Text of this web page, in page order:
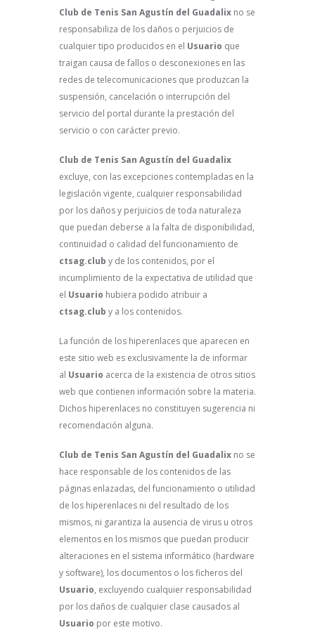
Club de Tenis San Agustín del Guadalix no se
responsabiliza de los daños o perjuicios de
cualquier tipo producidos en el Usuario que
traigan causa de fallos o desconexiones en las
redes de telecomunicaciones que produzcan la
suspensión, cancelación o interrupción del
servicio del portal durante la prestación del
servicio o con carácter previo.
Club de Tenis San Agustín del Guadalix
excluye, con las excepciones contempladas en la
legislación vigente, cualquier responsabilidad
por los daños y perjuicios de toda naturaleza
que puedan deberse a la falta de disponibilidad,
continuidad o calidad del funcionamiento de
ctsag.club y de los contenidos, por el
incumplimiento de la expectativa de utilidad que
el Usuario hubiera podido atribuir a
ctsag.club y a los contenidos.
La función de los hiperenlaces que aparecen en
este sitio web es exclusivamente la de informar
al Usuario acerca de la existencia de otros sitios
web que contienen información sobre la materia.
Dichos hiperenlaces no constituyen sugerencia ni
recomendación alguna.
Club de Tenis San Agustín del Guadalix no se
hace responsable de los contenidos de las
páginas enlazadas, del funcionamiento o utilidad
de los hiperenlaces ni del resultado de los
mismos, ni garantiza la ausencia de virus u otros
elementos en los mismos que puedan producir
alteraciones en el sistema informático (hardware
y software), los documentos o los ficheros del
Usuario, excluyendo cualquier responsabilidad
por los daños de cualquier clase causados al
Usuario por este motivo.